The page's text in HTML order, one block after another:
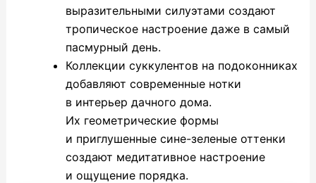
выразительными силуэтами создают
тропическое настроение даже в самый
пасмурный день.
Коллекции суккулентов на подоконниках
добавляют современные нотки
в интерьер дачного дома.
Их геометрические формы
и приглушенные сине-зеленые оттенки
создают медитативное настроение
и ощущение порядка.